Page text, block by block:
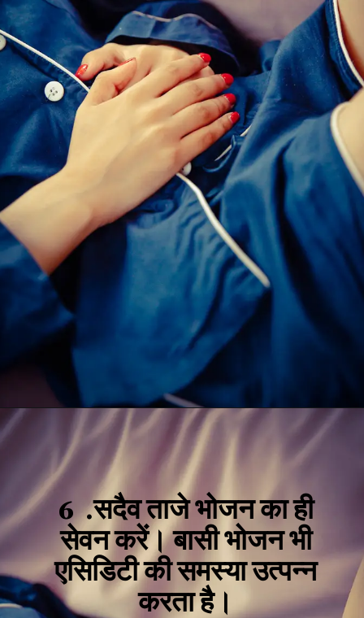
6 .सदैव ताजे भोजन का ही
सेवन करें। बासी भोजन भी
एसिडिटी की समस्या उत्पन्न
करता है।